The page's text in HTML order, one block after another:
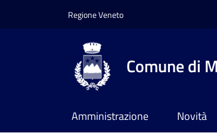
Regione Veneto
Comune di
Amministrazione Novità